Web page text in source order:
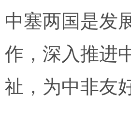
中塞两国是发
作，深入推进
祉，为中非友